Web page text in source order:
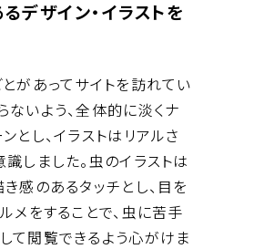
デザイン・イラストを
があってサイトを訪れてい
いよう、全体的に淡くナ
とし、イラストはリアルさ
しました。虫のイラストは
感のあるタッチとし、目を
メをすることで、虫に苦手
て閲覧できるよう心がけま